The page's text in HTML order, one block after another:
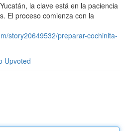
la clave está en la paciencia
El proceso comienza con la
story20649532/preparar-cochinita-
Upvoted